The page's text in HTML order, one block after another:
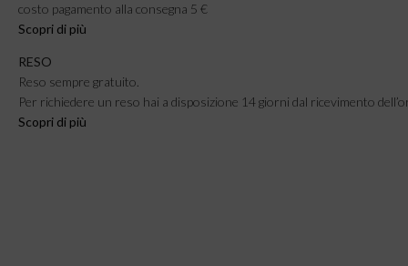
costo pagamento alla consegna 5 €
Scopri di più
RESO
Reso sempre gratuito.
Per richiedere un reso hai a disposizione 14 giorni dal ricevimento
Scopri di più